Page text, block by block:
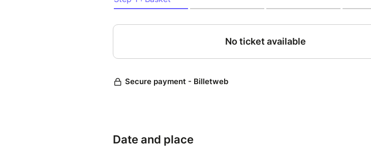
Date and place